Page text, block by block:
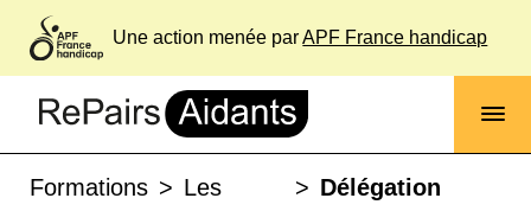
Une action menée parAPF France handicap
Formations > Les
> Délégation